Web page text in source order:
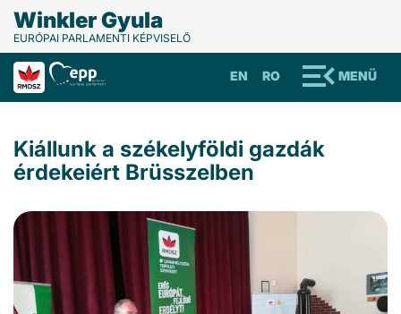
Winkler Gyula
EURÓPAI PARLAMENTI KÉPVISELŐ
MENÜ
RO
EN
Kiállunk a székelyföldi gazdák
érdekeiért Brüsszelben